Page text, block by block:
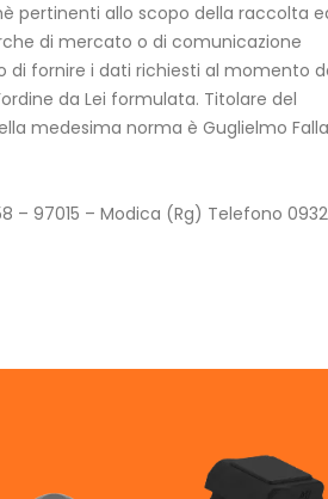
pertinenti allo scopo della raccolta
di mercato o di comunicazione
di fornire i dati richiesti al momento
da Lei formulata. Titolare del
medesima norma è Guglielmo
– 97015 – Modica (Rg) Telefono